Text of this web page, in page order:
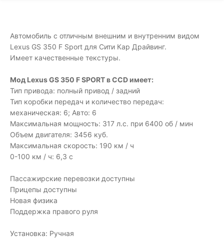
Автомобиль с отличным внешним и внутренним видом
Lexus GS 350 F Sport для Сити Кар Драйвинг.
Имеет качественные текстуры.
Мод Lexus GS 350 F SPORT в CCD имеет:
Тип привода: полный привод / задний
Тип коробки передач и количество передач:
механическая: 6; Авто: 6
Максимальная мощность: 317 л.с. при 6400 об / мин
Объем двигателя: 3456 куб.
Максимальная скорость: 190 км / ч
0-100 км / ч: 6,3 с
Пассажирские перевозки доступны
Прицепы доступны
Новая физика
Поддержка правого руля
Установка: Ручная